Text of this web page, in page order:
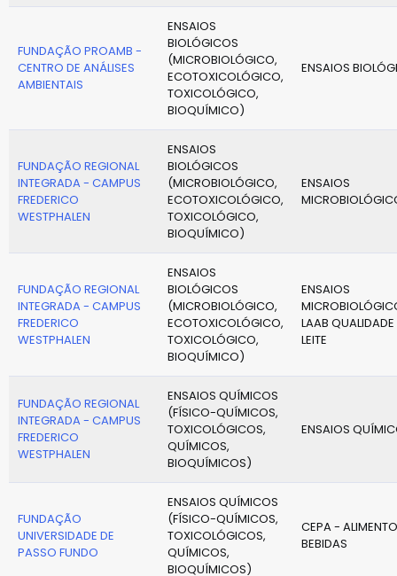
FUNDAÇÃO PROAMB -
CENTRO DE ANÁLISES
AMBIENTAIS
ENSAIOS
BIOLÓGICOS
(MICROBIOLÓGICO,
ECOTOXICOLÓGICO,
TOXICOLÓGICO,
BIOQUÍMICO)
ENSAIOS
FUNDAÇÃO REGIONAL
INTEGRADA - CAMPUS
FREDERICO
WESTPHALEN
ENSAIOS
BIOLÓGICOS
(MICROBIOLÓGICO,
ECOTOXICOLÓGICO,
TOXICOLÓGICO,
BIOQUÍMICO)
ENSAIOS
FUNDAÇÃO REGIONAL
INTEGRADA - CAMPUS
FREDERICO
WESTPHALEN
ENSAIOS
BIOLÓGICOS
(MICROBIOLÓGICO,
ECOTOXICOLÓGICO,
TOXICOLÓGICO,
BIOQUÍMICO)
ENSAIOS
LAAB
LEITE
FUNDAÇÃO REGIONAL
INTEGRADA - CAMPUS
FREDERICO
WESTPHALEN
ENSAIOS QUÍMICOS
(FÍSICO-QUÍMICOS,
TOXICOLÓGICOS,
QUÍMICOS,
BIOQUÍMICOS)
ENSAIOS
FUNDAÇÃO
UNIVERSIDADE DE
PASSO FUNDO
ENSAIOS QUÍMICOS
(FÍSICO-QUÍMICOS,
TOXICOLÓGICOS,
QUÍMICOS,
BIOQUÍMICOS)
CEPA -
BEBIDAS